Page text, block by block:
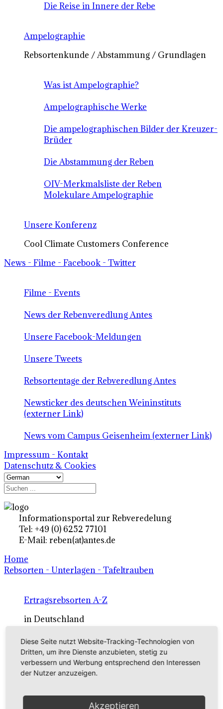
Die Reise in Innere der Rebe
Ampelographie
Rebsortenkunde / Abstammung / Grundlagen
Was ist Ampelographie?
Ampelographische Werke
Die ampelographischen Bilder der Kreuzer-
Brüder
Die Abstammung der Reben
OIV-Merkmalsliste der Reben
Molekulare Ampelographie
Unsere Konferenz
Cool Climate Customers Conference
News - Filme - Facebook - Twitter
Filme - Events
News der Rebenveredlung Antes
Unsere Facebook-Meldungen
Unsere Tweets
Rebsortentage der Rebveredlung Antes
Newsticker des deutschen Weininstituts
(externer Link)
News vom Campus Geisenheim (externer Link)
Impressum - Kontakt
Datenschutz & Cookies
Informationsportal zur Rebveredelung
Tel: +49 (0) 6252 77101
E-Mail: reben(at)antes.de
Home
Rebsorten - Unterlagen - Tafeltrauben
Ertragsrebsorten A-Z
in Deutschland
Rebsorten international
externe Links
Tafeltraubensorten
Diese Seite nutzt Website-Tracking-Technologien von
Dritten, um ihre Dienste anzubieten, stetig zu
verbessern und Werbung entsprechend den Interessen
der Nutzer anzuzeigen.
Akzeptieren